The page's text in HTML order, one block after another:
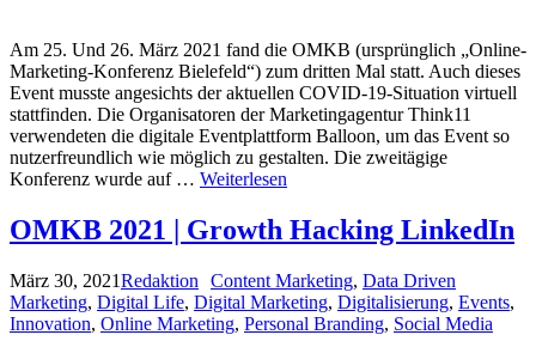
Am 25. Und 26. März 2021 fand die OMKB (ursprünglich „Online-
Marketing-Konferenz Bielefeld“) zum dritten Mal statt. Auch dieses
Event musste angesichts der aktuellen COVID-19-Situation virtuell
stattfinden. Die Organisatoren der Marketingagentur Think11
verwendeten die digitale Eventplattform Balloon, um das Event so
nutzerfreundlich wie möglich zu gestalten. Die zweitägige
Konferenz wurde auf … Weiterlesen
OMKB 2021 | Growth Hacking LinkedIn
März 30, 2021Redaktion Content Marketing, Data Driven
Marketing, Digital Life, Digital Marketing, Digitalisierung, Events,
Innovation, Online Marketing, Personal Branding, Social Media